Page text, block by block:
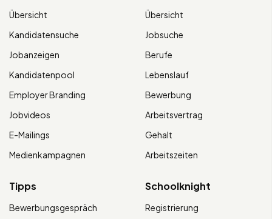
Übersicht
Kandidatensuche
Jobanzeigen
Kandidatenpool
Employer Branding
Jobvideos
E-Mailings
Medienkampagnen
Übersicht
Jobsuche
Berufe
Lebenslauf
Bewerbung
Arbeitsvertrag
Gehalt
Arbeitszeiten
Tipps
Bewerbungsgespräch
Schoolknight
Registrierung